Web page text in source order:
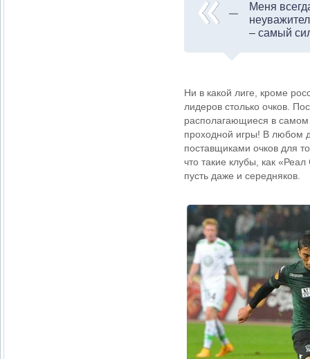
Меня
– самый
Ни в какой лиге, кроме
лидеров столько очков.
располагающиеся в самом
проходной игры! В любом
поставщиками очков для
что такие клубы, как
пусть даже и середняков.